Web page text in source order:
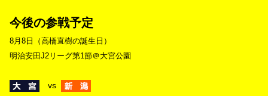
今後の参戦予定
8月8日（高橋直樹の誕生日）
明治安田J2リーグ第1節＠大宮公園
vs